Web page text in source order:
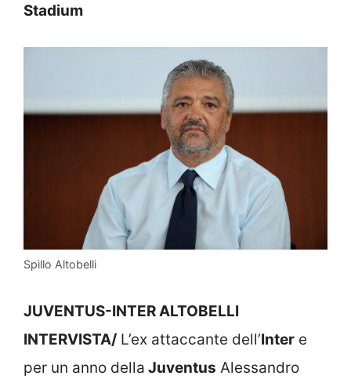
Stadium
Spillo Altobelli
JUVENTUS-INTER ALTOBELLI
INTERVISTA/ L’ex attaccante dell’Inter e
per un anno della Juventus Alessandro